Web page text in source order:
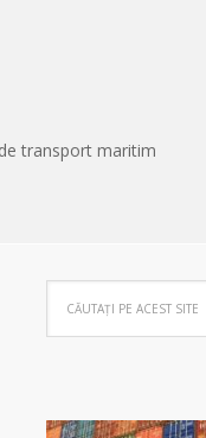
transport maritim